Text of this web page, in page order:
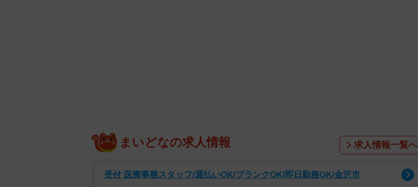
まいどなの求人情報 求人情報一覧へ
受付 医療事務スタッフ/週払いOK/ブランクOK/即日勤務OK/金沢市